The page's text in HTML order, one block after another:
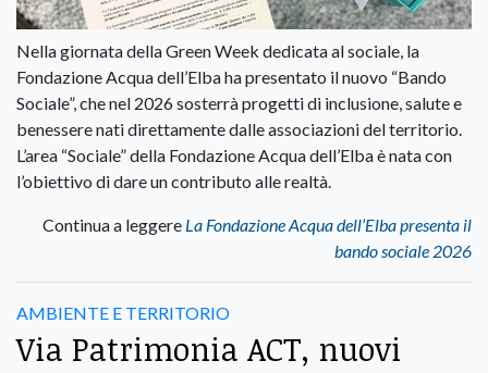
Nella giornata della Green Week dedicata al sociale, la
Fondazione Acqua dell’Elba ha presentato il nuovo “Bando
Sociale”, che nel 2026 sosterrà progetti di inclusione, salute e
benessere nati direttamente dalle associazioni del territorio.
L’area “Sociale” della Fondazione Acqua dell’Elba è nata con
l’obiettivo di dare un contributo alle realtà.
Continua a leggere La Fondazione Acqua dell’Elba presenta il
bando sociale 2026
AMBIENTE E TERRITORIO
Via Patrimonia ACT, nuovi